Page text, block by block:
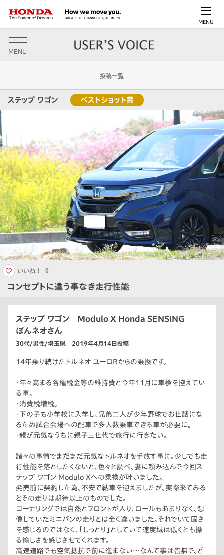
MENU
MENU
投稿一覧
ステップ ワゴン ベストショット賞
コンセプトに違う事なき走行性能
いいね！ 0
ステップ ワゴン Modulo X Honda SENSING
ぽんネオさん
30代/男性/埼玉県 2019年4月14日投稿
14年乗り続けたトルネオ ユーロRからの乗換です。
・年々高まる各種税金等の維持費と今年11月に車検を控えてい
る事。
・消費税増税。
・下の子も小学校に入学し、兄弟二人が少年野球でお世話にな
るため試合会場への配車で多人数乗車できる車が必要に。
・親が元気なうちに親子三世代で旅行に行きたい。
諸々の事情でまだまだ元気なトルネオを手放す事に。少しでも走
行性能を落としたくないと、色々と調べ、妻に頼み込んで今回ス
テップ ワゴン Modulo Xへの乗換が叶いました。
発売前に契約した為、不安で納車を迎えましたが、実際来てみる
とその走りは期待以上のものでした。
コーナリングでは自然とフロントが入り、ロールもあまりなく、想
像していたミニバンの走りとは全く違いました。それでいて固さ
を感じるのではなく、「しっとり」としていて速度域は低くとも操
る愉しさを感じさせてくれます。
高速道路でも空気抵抗で前に進まない…なんて事は皆無で、ど